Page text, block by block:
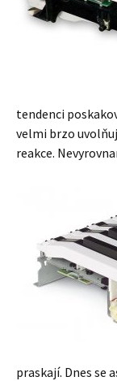
tendenci
velmi brzo
reakce.
praskají. Dnes se